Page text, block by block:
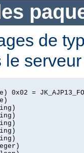
de
le
0x02 =